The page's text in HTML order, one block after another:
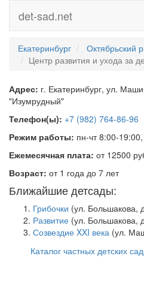
det-sad.net
Екатеринбург
Октябрьский
Центр развития и ухода за
Адрес: г. Екатеринбург, ул.
"Изумрудный"
Телефон(ы): +7 (982) 764-86-96
Режим работы: пн-чт 8:00-
Ежемесячная плата: от 12500
Возраст: от 1 года до 7 лет
Ближайшие детсады:
Грибочки (ул. Большакова,
Развитие (ул. Большакова,
Созвездие XXI века (ул.
Каталог частных детских